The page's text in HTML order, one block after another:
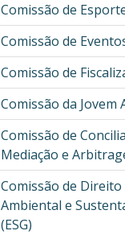
Comissão de
Comissão de
Comissão de
Comissão da Jovem
Comissão de
Mediação e
Comissão de Direito
Ambiental e
(ESG)